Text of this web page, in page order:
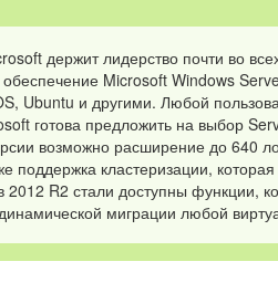
держит лидерство почти во
Microsoft Windows
Ubuntu и другими. Любой
готова предложить на выбор
возможно расширение до 640
поддержка кластеризации,
2012 R2 стали доступны функции,
миграции любой